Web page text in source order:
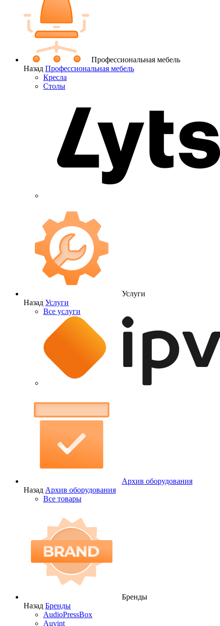
Профессиональная мебель
Назад Профессиональная мебель
Кресла
Столы
Услуги
Назад Услуги
Все услуги
Архив оборудования
Назад Архив оборудования
Все товары
Бренды
Назад Бренды
AudioPressBox
Auvint